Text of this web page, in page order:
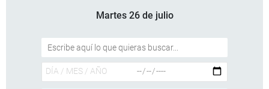
Martes 26 de julio